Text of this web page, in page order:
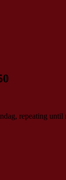
repeating until